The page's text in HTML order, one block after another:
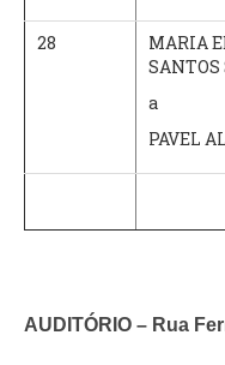
28
MARIA
SANTOS
a
PAVEL
AUDITÓRIO – Rua